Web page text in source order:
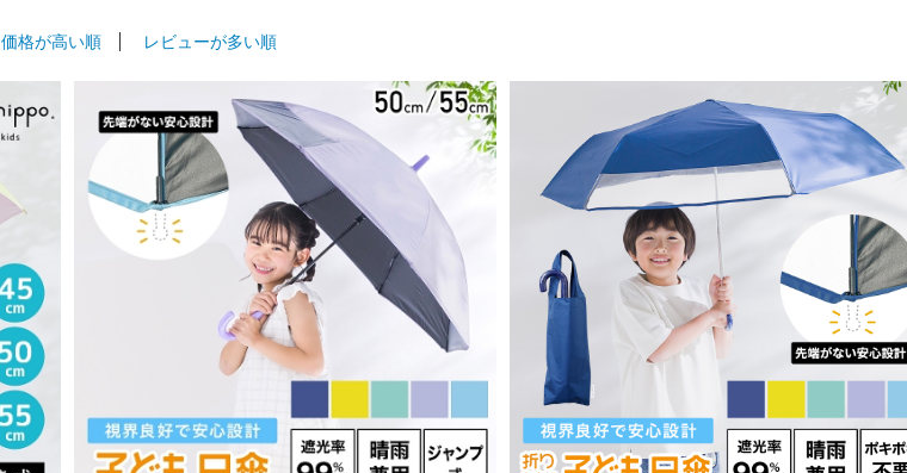
価格が高い順 レビューが多い順